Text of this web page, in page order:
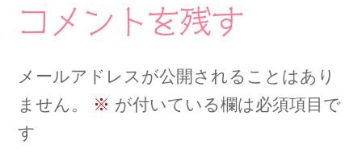
コメントを残す
メールアドレスが公開されることはあり
ません。
※ が付いている欄は必須項目で
す